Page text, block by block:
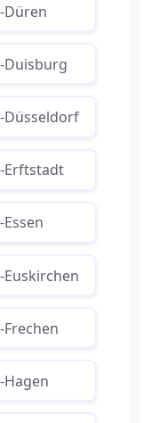
Düren
Duisburg
Düsseldorf
Erftstadt